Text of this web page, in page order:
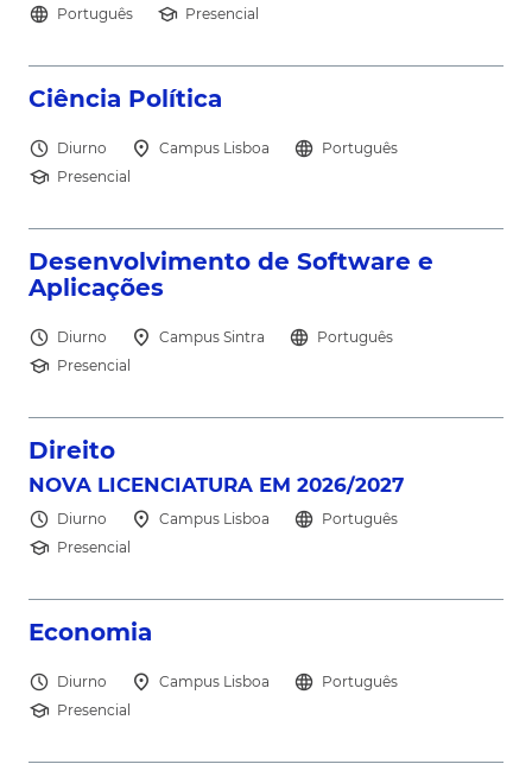
language Português school Presencial
Ciência Política
schedule Diurno location_on Campus Lisboa language Português
school Presencial
Desenvolvimento de Software e
Aplicações
schedule Diurno location_on Campus Sintra language Português
school Presencial
Direito
NOVA LICENCIATURA EM 2026/2027
schedule Diurno location_on Campus Lisboa language Português
school Presencial
Economia
schedule Diurno location_on Campus Lisboa language Português
school Presencial